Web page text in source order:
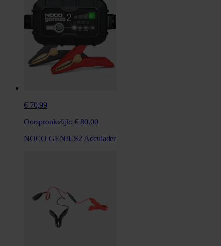
€ 70,99
Oorspronkelijk: € 80,00
NOCO GENIUS2 Acculader